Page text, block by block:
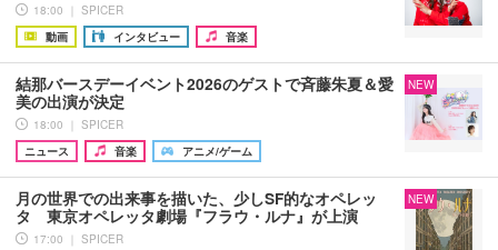
18:00 ｜ SPICER
動画
インタビュー 音楽
結那バースデーイベント2026のゲストで斉藤朱夏＆愛
美の出演が決定
18:00 ｜ SPICER
ニュース
音楽 アニメ/ゲーム
NEW
月の世界での出来事を描いた、少しSF的なオペレッ
タ 東京オペレッタ劇場『フラウ・ルナ』が上演
17:00 ｜ SPICER
NEW